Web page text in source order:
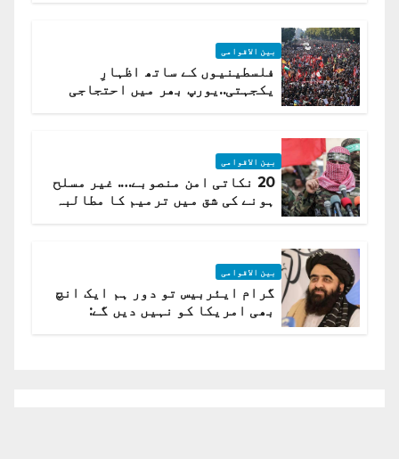
بین الاقوامی
فلسطینیوں کے ساتھ اظہارِ
یکجہتی..یورپ بھر میں احتجاجی
بین الاقوامی
20 نکاتی امن منصوبے…. غیر مسلح
ہونے کی شق میں ترمیم کا مطالبہ
بین الاقوامی
گرام ایئربیس تو دور ہم ایک انچ
بھی امریکا کو نہیں دیں گے: